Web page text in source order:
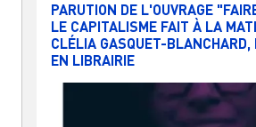
PARUTION DE L'OUVRAGE
LE CAPITALISME FAIT À LA
CLÉLIA GASQUET-BLANCHARD,
EN LIBRAIRIE